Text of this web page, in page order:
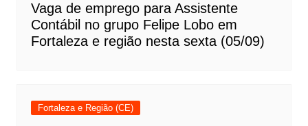
Vaga de emprego para Assistente
Contábil no grupo Felipe Lobo em
Fortaleza e região nesta sexta (05/09)
Fortaleza e Região (CE)